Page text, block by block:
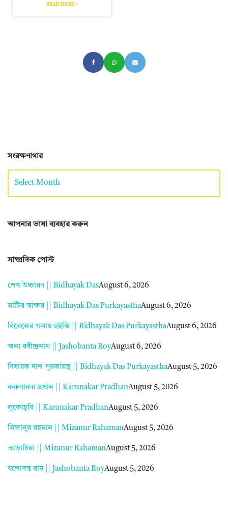
READ MORE »
সংরক্ষণাগার
আপনার ভাষা ব্যবহার করুন
সাম্প্রতিক পোস্ট
শেষ উচ্চারণ || Bidhayak DasAugust 6, 2026
মাটির স্বাক্ষর || Bidhayak Das PurkayasthaAugust 6, 2026
বিবেকের গলায় হুইস্কি || Bidhayak Das PurkayasthaAugust 6, 2026
অন্য রবীন্দ্রনাথ || Jashobanta RoyAugust 6, 2026
বিধায়ক দাশ পুরকায়স্থ || Bidhayak Das PurkayasthaAugust 5, 2026
করুণাকর প্রধান || Karunakar PradhanAugust 5, 2026
লুকোচুরি || Karunakar PradhanAugust 5, 2026
মিজানুর রহমান || Mizanur RahamanAugust 5, 2026
ভাড়াটিয়া || Mizanur RahamanAugust 5, 2026
যশোবন্ত রায় || Jashobanta RoyAugust 5, 2026